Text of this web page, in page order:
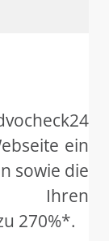
ein
sowie die
Ihren
270%*.